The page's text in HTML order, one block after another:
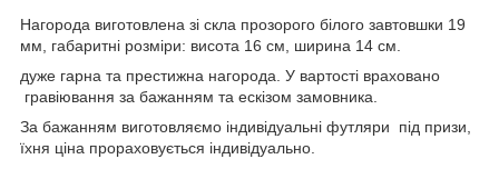
Нагорода виготовлена зі скла прозорого білого завтовшки 19
мм, габаритні розміри: висота 16 см, ширина 14 см.
дуже гарна та престижна нагорода. У вартості враховано
гравіювання за бажанням та ескізом замовника.
За бажанням виготовляємо індивідуальні футляри під призи,
їхня ціна прораховується індивідуально.